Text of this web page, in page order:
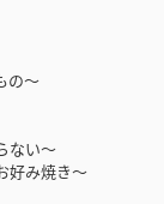
の～
ない～
好み焼き～